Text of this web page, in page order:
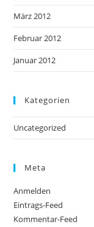
März 2012
Februar 2012
Januar 2012
Kategorien
Uncategorized
Meta
Anmelden
Eintrags-Feed
Kommentar-Feed